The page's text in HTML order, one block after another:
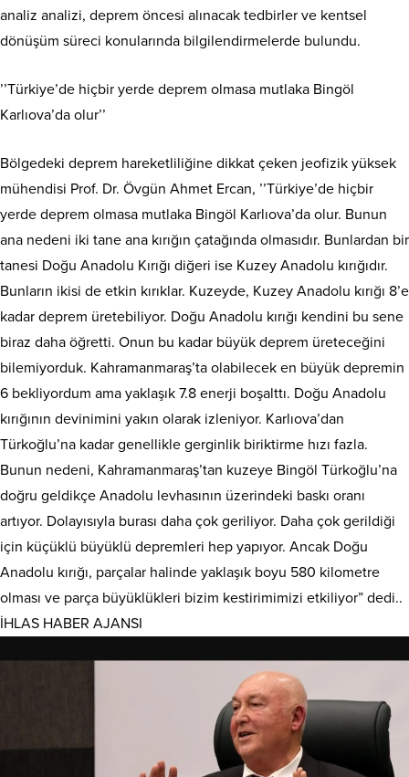
analiz analizi, deprem öncesi alınacak tedbirler ve kentsel
dönüşüm süreci konularında bilgilendirmelerde bulundu.
’’Türkiye’de hiçbir yerde deprem olmasa mutlaka Bingöl
Karlıova’da olur’’
Bölgedeki deprem hareketliliğine dikkat çeken jeofizik yüksek
mühendisi Prof. Dr. Övgün Ahmet Ercan, ’’Türkiye’de hiçbir
yerde deprem olmasa mutlaka Bingöl Karlıova’da olur. Bunun
ana nedeni iki tane ana kırığın çatağında olmasıdır. Bunlardan bir
tanesi Doğu Anadolu Kırığı diğeri ise Kuzey Anadolu kırığıdır.
Bunların ikisi de etkin kırıklar. Kuzeyde, Kuzey Anadolu kırığı 8’e
kadar deprem üretebiliyor. Doğu Anadolu kırığı kendini bu sene
biraz daha öğretti. Onun bu kadar büyük deprem üreteceğini
bilemiyorduk. Kahramanmaraş’ta olabilecek en büyük depremin
6 bekliyordum ama yaklaşık 7.8 enerji boşalttı. Doğu Anadolu
kırığının devinimini yakın olarak izleniyor. Karlıova’dan
Türkoğlu’na kadar genellikle gerginlik biriktirme hızı fazla.
Bunun nedeni, Kahramanmaraş’tan kuzeye Bingöl Türkoğlu’na
doğru geldikçe Anadolu levhasının üzerindeki baskı oranı
artıyor. Dolayısıyla burası daha çok geriliyor. Daha çok gerildiği
için küçüklü büyüklü depremleri hep yapıyor. Ancak Doğu
Anadolu kırığı, parçalar halinde yaklaşık boyu 580 kilometre
olması ve parça büyüklükleri bizim kestirimimizi etkiliyor” dedi..
İHLAS HABER AJANSI